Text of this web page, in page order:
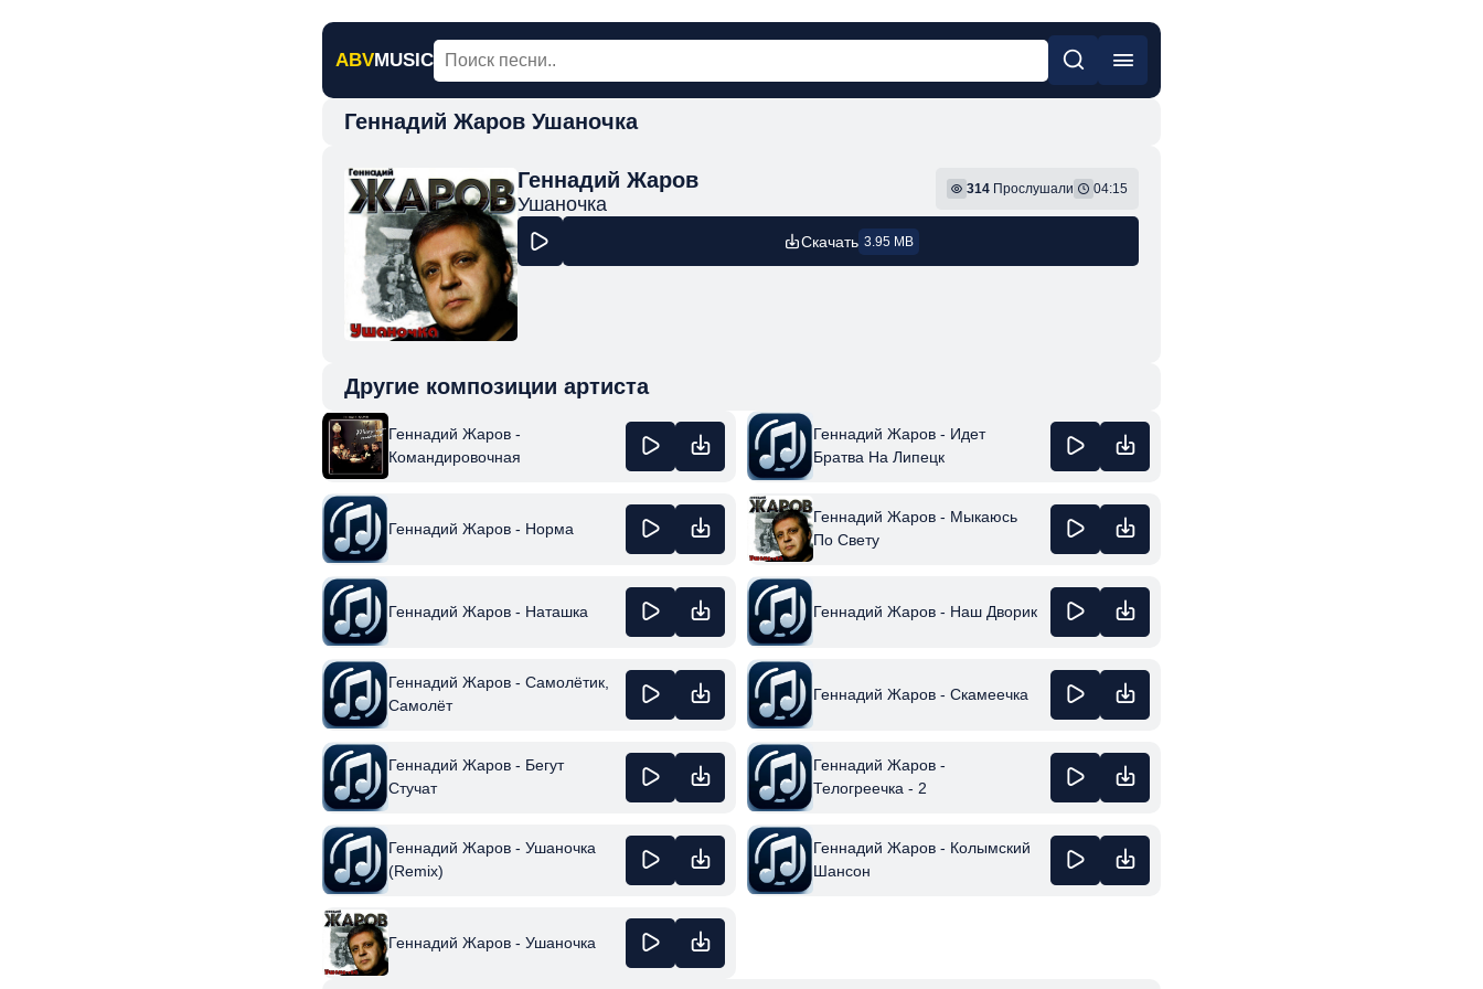
ABVMUSIC
Геннадий Жаров Ушаночка
Геннадий Жаров
Ушаночка
314 Прослушали 04:15
Скачать 3.95 MB
Другие композиции артиста
Геннадий Жаров -
Командировочная
Геннадий Жаров - Идет
Братва На Липецк
Геннадий Жаров - Норма
Геннадий Жаров - Мыкаюсь
По Свету
Геннадий Жаров - Наташка Геннадий Жаров - Наш Дворик
Геннадий Жаров - Самолётик,
Самолёт
Геннадий Жаров - Скамеечка
Геннадий Жаров - Бегут
Стучат
Геннадий Жаров -
Телогреечка - 2
Геннадий Жаров - Ушаночка
(Remix)
Геннадий Жаров - Колымский
Шансон
Геннадий Жаров - Ушаночка